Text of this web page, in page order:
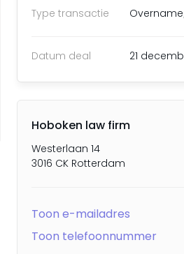
Type transactie
Datum deal 21
Hoboken law firm
Westerlaan 14
3016 CK Rotterdam
Toon e-mailadres
Toon telefoonnummer